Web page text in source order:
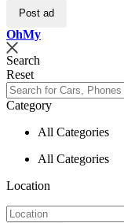
Post ad
OhMy
Search
Reset
Category
All Categories
All Categories
Location